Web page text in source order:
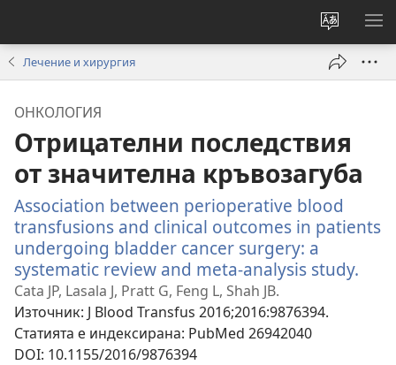
Смени
езика
на
Лечение и хирургия
ОНКОЛОГИЯ
Отрицателни последствия
от значителна кръвозагуба
Association between perioperative blood
transfusions and clinical outcomes in patients
undergoing bladder cancer surgery: a
systematic review and meta-analysis study.
Cata JP, Lasala J, Pratt G, Feng L, Shah JB.
Източник‎: J Blood Transfus 2016;2016:9876394.
Статията е индексирана‎: PubMed 26942040
DOI‎: 10.1155/2016/9876394